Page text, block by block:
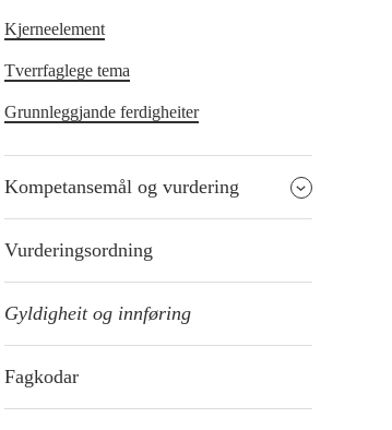
Kjerneelement
Tverrfaglege tema
Grunnleggjande ferdigheiter
Kompetansemål og vurdering
Vurderingsordning
Gyldigheit og innføring
Fagkodar